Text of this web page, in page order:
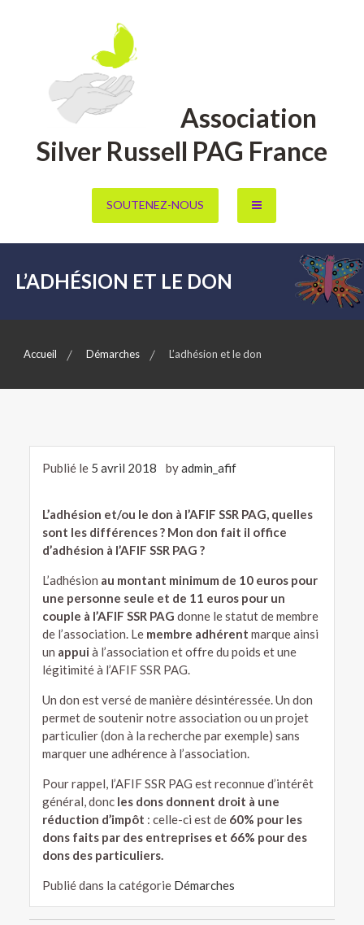
Association
Silver Russell PAG France
SOUTENEZ-NOUS
L’ADHÉSION ET LE DON
Accueil Démarches L’adhésion et le don
Publié le 5 avril 2018 byadmin_afif
L’adhésion et/ou le don à l’AFIF SSR PAG, quelles
sont les différences ? Mon don fait il office
d’adhésion à l’AFIF SSR PAG ?
L’adhésion au montant minimum de 10 euros pour
une personne seule et de 11 euros pour un
couple à l’AFIF SSR PAG donne le statut de membre
de l’association. Le membre adhérent marque ainsi
un appui à l’association et offre du poids et une
légitimité à l’AFIF SSR PAG.
Un don est versé de manière désintéressée. Un don
permet de soutenir notre association ou un projet
particulier (don à la recherche par exemple) sans
marquer une adhérence à l’association.
Pour rappel, l’AFIF SSR PAG est reconnue d’intérêt
général, donc les dons donnent droit à une
réduction d’impôt : celle-ci est de60% pour les
dons faits par des entreprises et 66% pour des
dons des particuliers.
Publié dans la catégorie Démarches